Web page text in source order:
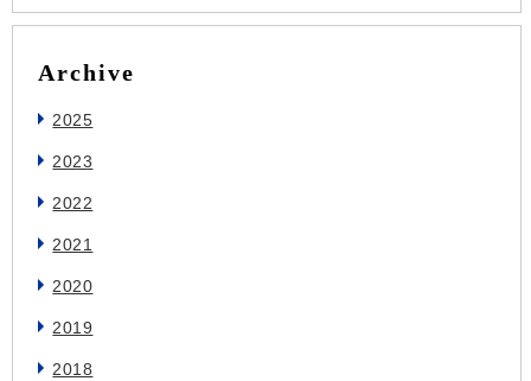
Archive
2025
2023
2022
2021
2020
2019
2018